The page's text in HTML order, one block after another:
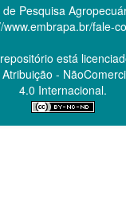
Pesquisa
www.embrapa.br/fale-
está
-
4.0 Internacional.